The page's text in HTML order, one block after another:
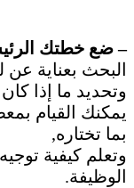
– ضع خطتك
البحث بعناية
وتحديد ما إذا كان
يمكنك القيام
بما تختاره,
وتعلم كيفية
الوظيفة.